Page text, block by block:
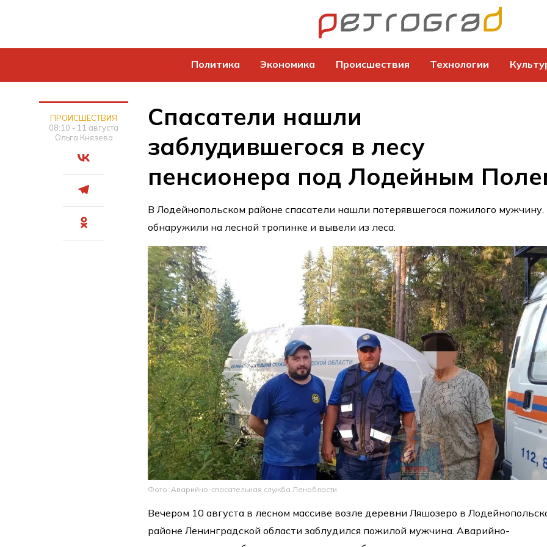
Политика Экономика Происшествия Технологии
ПРОИСШЕСТВИЯ
08:10 - 11 августа
Ольга Князева
Спасатели нашли
заблудившегося в лесу
пенсионера под Лодейным
В Лодейнопольском районе спасатели нашли потерявшегося пожилого мужчину.
обнаружили на лесной тропинке и вывели из леса.
Фото: Аварийно-спасательная служба Ленобласти
Вечером 10 августа в лесном массиве возле деревни Ляшозеро в
районе Ленинградской области заблудился пожилой мужчина. Аварийно-